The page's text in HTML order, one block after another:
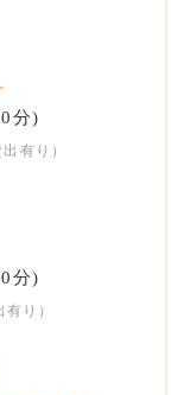
分)
有り）
分)
り）